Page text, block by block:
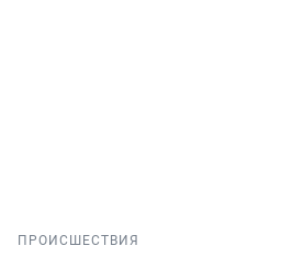
ПРОИСШЕСТВИЯ